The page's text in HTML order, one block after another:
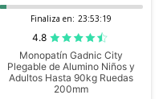
Finaliza en: 23:53:19
4.8
Monopatín Gadnic City
Plegable de Alumino Niños y
Adultos Hasta 90kg Ruedas
200mm